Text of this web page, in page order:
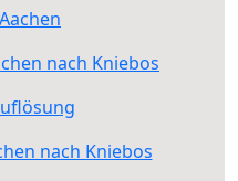
nach Kniebos
nach Kniebos